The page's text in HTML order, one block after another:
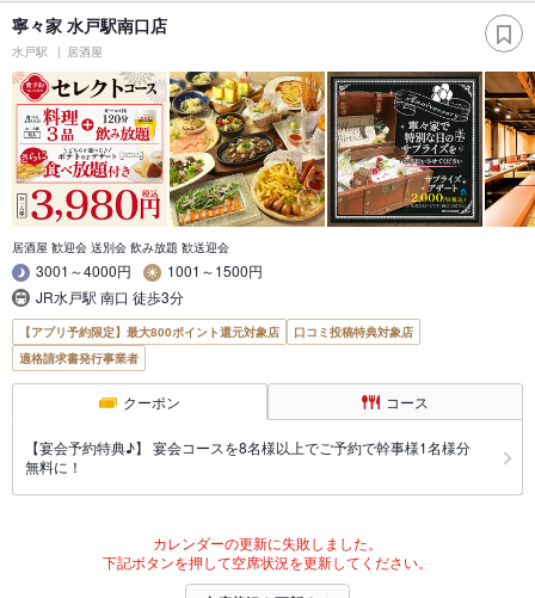
寧々家 水戸駅南口店
水戸駅 居酒屋
居酒屋 歓迎会 送別会 飲み放題 歓送迎会
3001～4000円
1001～1500円
JR水戸駅 南口 徒歩3分
【アプリ予約限定】最大800ポイント還元対象店
口コミ投稿特典対象店
適格請求書発行事業者
クーポン コース
【宴会予約特典♪】 宴会コースを8名様以上でご予約で幹事様1名様分
無料に！
カレンダーの更新に失敗しました。
下記ボタンを押して空席状況を更新してください。